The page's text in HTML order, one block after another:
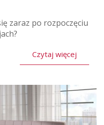
zaraz po rozpoczęciu
Czytaj więcej